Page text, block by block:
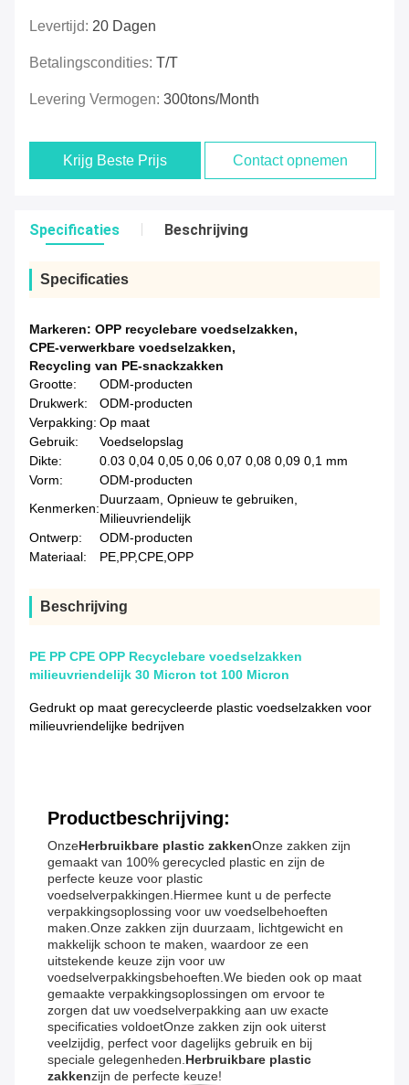
Levertijd: 20 Dagen
Betalingscondities: T/T
Levering Vermogen: 300tons/Month
Krijg Beste Prijs Contact opnemen
Specificaties Beschrijving
Specificaties
Markeren: OPP recyclebare voedselzakken,
CPE-verwerkbare voedselzakken,
Recycling van PE-snackzakken
Grootte:
ODM-producten
Drukwerk:
ODM-producten
Verpakking: Op maat
Gebruik:
Voedselopslag
Dikte:
0.03 0,04 0,05 0,06 0,07 0,08 0,09 0,1 mm
Vorm:
ODM-producten
Kenmerken:
Duurzaam, Opnieuw te gebruiken,
Milieuvriendelijk
Ontwerp:
ODM-producten
Materiaal:
PE,PP,CPE,OPP
Beschrijving
PE PP CPE OPP Recyclebare voedselzakken
milieuvriendelijk 30 Micron tot 100 Micron
Gedrukt op maat gerecycleerde plastic voedselzakken voor
milieuvriendelijke bedrijven
Productbeschrijving:
OnzeHerbruikbare plastic zakkenOnze zakken zijn
gemaakt van 100% gerecycled plastic en zijn de
perfecte keuze voor plastic
voedselverpakkingen.Hiermee kunt u de perfecte
verpakkingsoplossing voor uw voedselbehoeften
maken.Onze zakken zijn duurzaam, lichtgewicht en
makkelijk schoon te maken, waardoor ze een
uitstekende keuze zijn voor uw
voedselverpakkingsbehoeften.We bieden ook op maat
gemaakte verpakkingsoplossingen om ervoor te
zorgen dat uw voedselverpakking aan uw exacte
specificaties voldoetOnze zakken zijn ook uiterst
veelzijdig, perfect voor dagelijks gebruik en bij
speciale gelegenheden.Herbruikbare plastic
zakkenzijn de perfecte keuze!